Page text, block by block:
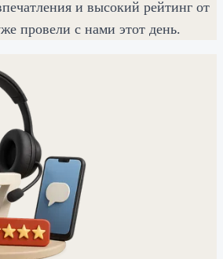
и высокий рейтинг от
провели с нами этот день.